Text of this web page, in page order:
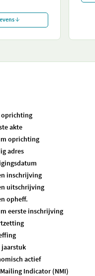
oprichting
akte
oprichting
adres
inschrijving
uitschrijving
opheff.
eerste inschrijving
jaarstuk
actief
Indicator (NMI)